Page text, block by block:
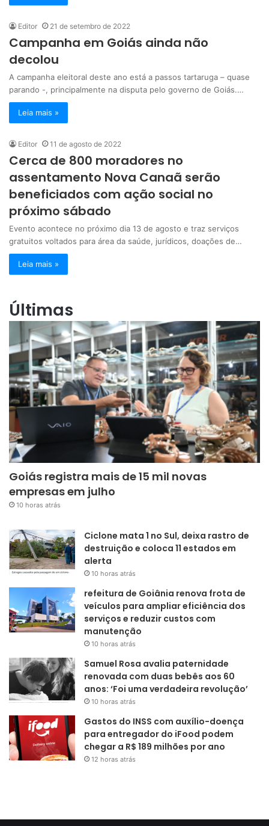
Editor 21 de setembro de 2022
Campanha em Goiás ainda não
decolou
A campanha eleitoral deste ano está a passos tartaruga – quase
parando -, principalmente na disputa pelo governo de Goiás.…
Leia mais »
Editor 11 de agosto de 2022
Cerca de 800 moradores no
assentamento Nova Canaã serão
beneficiados com ação social no
próximo sábado
Evento acontece no próximo dia 13 de agosto e traz serviços
gratuitos voltados para área da saúde, jurídicos, doações de…
Leia mais »
Últimas
Goiás registra mais de 15 mil novas
empresas em julho
10 horas atrás
Ciclone mata 1 no Sul, deixa rastro de
destruição e coloca 11 estados em
alerta
10 horas atrás
refeitura de Goiânia renova frota de
veículos para ampliar eficiência dos
serviços e reduzir custos com
manutenção
10 horas atrás
Samuel Rosa avalia paternidade
renovada com duas bebês aos 60
anos: ‘Foi uma verdadeira revolução’
10 horas atrás
Gastos do INSS com auxílio-doença
para entregador do iFood podem
chegar a R$ 189 milhões por ano
12 horas atrás